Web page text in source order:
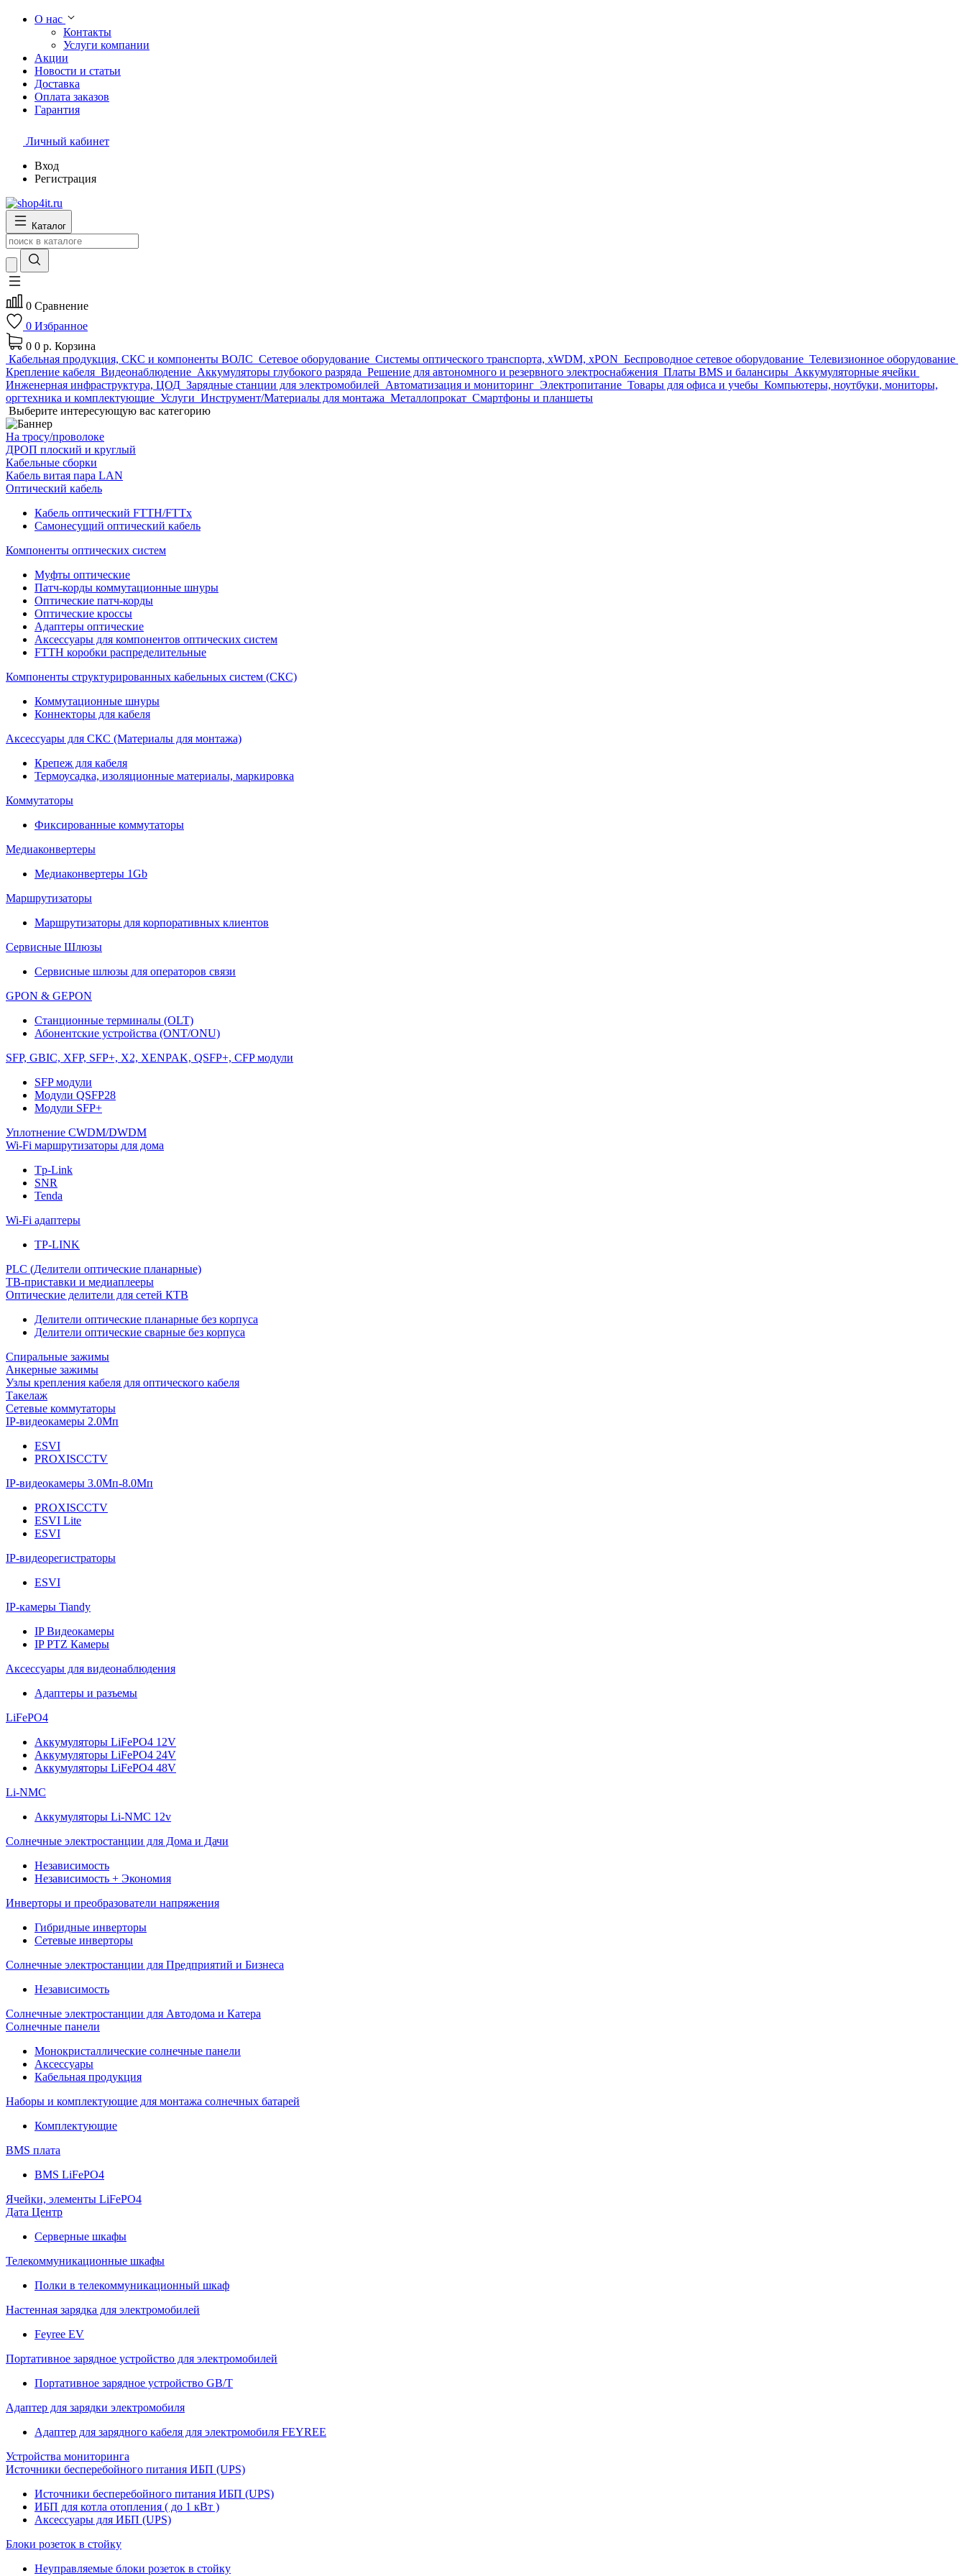
О нас
Контакты
Услуги компании
Акции
Новости и статьи
Доставка
Оплата заказов
Гарантия
Личный кабинет
Вход
Регистрация
Каталог
0 Сравнение
0 Избранное
0 0 р. Корзина
Кабельная продукция, СКС и компоненты ВОЛС Сетевое оборудование Системы оптического транспорта, xWDM, xPON Беспроводное сетевое оборудование Телевизионное оборудование
Крепление кабеля Видеонаблюдение Аккумуляторы глубокого разряда Решение для автономного и резервного электроснабжения Платы BMS и балансиры Аккумуляторные ячейки
Инженерная инфраструктура, ЦОД Зарядные станции для электромобилей Автоматизация и мониторинг Электропитание Товары для офиса и учебы Компьютеры, ноутбуки, мониторы,
оргтехника и комплектующие Услуги Инструмент/Материалы для монтажа Металлопрокат Смартфоны и планшеты
Выберите интересующую вас категорию
На тросу/проволоке
ДРОП плоский и круглый
Кабельные сборки
Кабель витая пара LAN
Оптический кабель
Кабель оптический FTTH/FTTx
Самонесущий оптический кабель
Компоненты оптических систем
Муфты оптические
Патч-корды коммутационные шнуры
Оптические патч-корды
Оптические кроссы
Адаптеры оптические
Аксессуары для компонентов оптических систем
FTTH коробки распределительные
Компоненты структурированных кабельных систем (СКС)
Коммутационные шнуры
Коннекторы для кабеля
Аксессуары для СКС (Материалы для монтажа)
Крепеж для кабеля
Термоусадка, изоляционные материалы, маркировка
Коммутаторы
Фиксированные коммутаторы
Медиаконвертеры
Медиаконвертеры 1Gb
Маршрутизаторы
Маршрутизаторы для корпоративных клиентов
Сервисные Шлюзы
Сервисные шлюзы для операторов связи
GPON & GEPON
Станционные терминалы (OLT)
Абонентские устройства (ONT/ONU)
SFP, GBIC, XFP, SFP+, X2, XENPAK, QSFP+, CFP модули
SFP модули
Модули QSFP28
Модули SFP+
Уплотнение CWDM/DWDM
Wi-Fi маршрутизаторы для дома
Tp-Link
SNR
Tenda
Wi-Fi адаптеры
TP-LINK
PLC (Делители оптические планарные)
ТВ-приставки и медиаплееры
Оптические делители для сетей КТВ
Делители оптические планарные без корпуса
Делители оптические сварные без корпуса
Спиральные зажимы
Анкерные зажимы
Узлы крепления кабеля для оптического кабеля
Такелаж
Сетевые коммутаторы
IP-видеокамеры 2.0Мп
ESVI
PROXISCCTV
IP-видеокамеры 3.0Мп-8.0Мп
PROXISCCTV
ESVI Lite
ESVI
IP-видеорегистраторы
ESVI
IP-камеры Tiandy
IP Видеокамеры
IP PTZ Камеры
Аксессуары для видеонаблюдения
Адаптеры и разъемы
LiFePO4
Аккумуляторы LiFePO4 12V
Аккумуляторы LiFePO4 24V
Аккумуляторы LiFePO4 48V
Li-NMC
Аккумуляторы Li-NMC 12v
Солнечные электростанции для Дома и Дачи
Независимость
Независимость + Экономия
Инверторы и преобразователи напряжения
Гибридные инверторы
Сетевые инверторы
Солнечные электростанции для Предприятий и Бизнеса
Независимость
Солнечные электростанции для Автодома и Катера
Солнечные панели
Монокристаллические солнечные панели
Аксессуары
Кабельная продукция
Наборы и комплектующие для монтажа солнечных батарей
Комплектующие
BMS плата
BMS LiFePO4
Ячейки, элементы LiFePO4
Дата Центр
Серверные шкафы
Телекоммуникационные шкафы
Полки в телекоммуникационный шкаф
Настенная зарядка для электромобилей
Feyree EV
Портативное зарядное устройство для электромобилей
Портативное зарядное устройство GB/T
Адаптер для зарядки электромобиля
Адаптер для зарядного кабеля для электромобиля FEYREE
Устройства мониторинга
Источники бесперебойного питания ИБП (UPS)
Источники бесперебойного питания ИБП (UPS)
ИБП для котла отопления ( до 1 кВт )
Аксессуары для ИБП (UPS)
Блоки розеток в стойку
Неуправляемые блоки розеток в стойку